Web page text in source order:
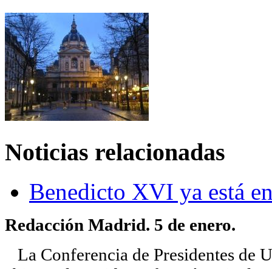
Noticias relacionadas
Benedicto XVI ya está
Redacción Madrid. 5 de enero.
La Conferencia de Presidentes de